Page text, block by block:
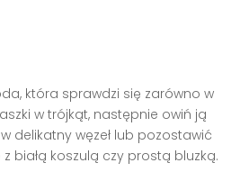
która sprawdzi się zarówno w
w trójkąt, następnie owiń ją
delikatny węzeł lub pozostawić
białą koszulą czy prostą bluzką.